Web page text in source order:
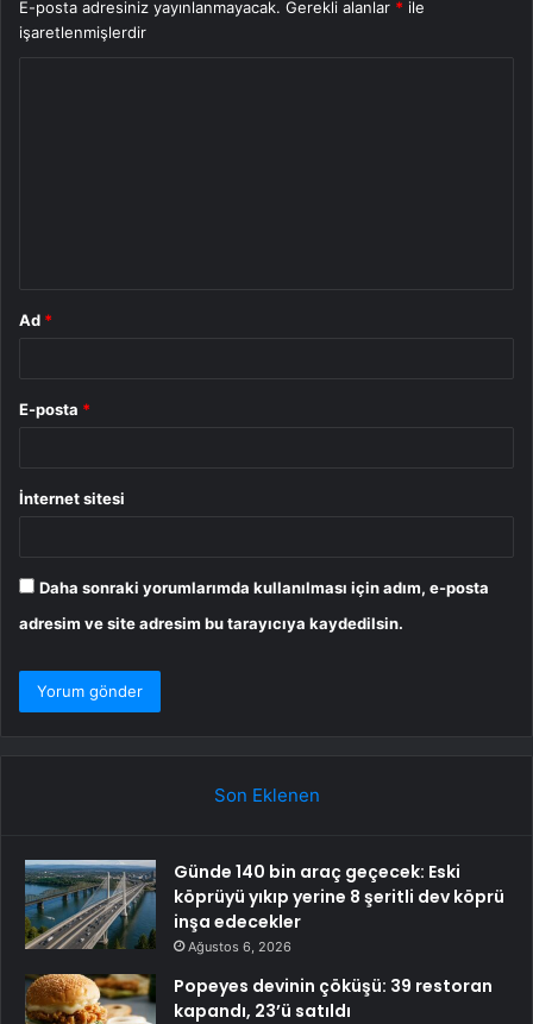
E-posta adresiniz yayınlanmayacak. Gerekli alanlar * ile
işaretlenmişlerdir
Ad *
E-posta *
İnternet sitesi
Daha sonraki yorumlarımda kullanılması için adım, e-posta
adresim ve site adresim bu tarayıcıya kaydedilsin.
Son Eklenen
Günde 140 bin araç geçecek: Eski
köprüyü yıkıp yerine 8 şeritli dev köprü
inşa edecekler
Ağustos 6, 2026
Popeyes devinin çöküşü: 39 restoran
kapandı, 23’ü satıldı